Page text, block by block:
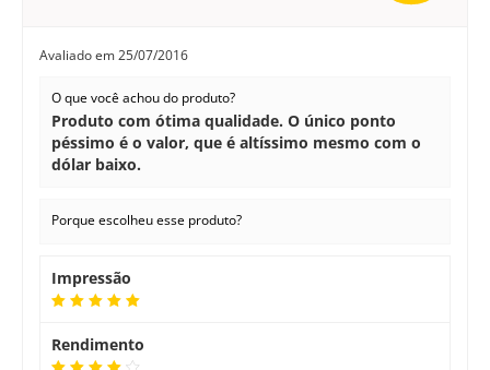
Avaliado em25/07/2016
O que você achou do produto?
Produto com ótima qualidade. O único ponto
péssimo é o valor, que é altíssimo mesmo com o
dólar baixo.
Porque escolheu esse produto?
Impressão
Rendimento